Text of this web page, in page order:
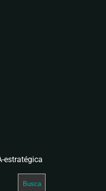
estratégica
Busca